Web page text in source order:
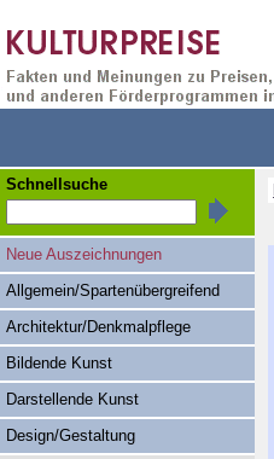
Schnellsuche
Neue Auszeichnungen
Allgemein/Spartenübergreifend
Architektur/Denkmalpflege
Bildende Kunst
Darstellende Kunst
Design/Gestaltung